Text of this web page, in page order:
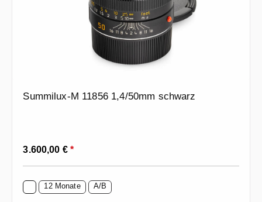
Summilux-M 11856 1,4/50mm schwarz
Regulärer Preis:
3.600,00 €*
12 Monate A/B